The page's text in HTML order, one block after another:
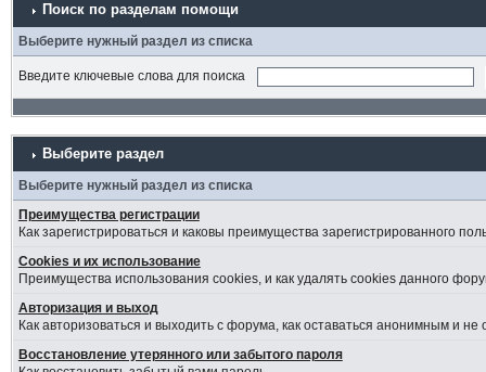
Поиск по разделам помощи
Выберите нужный раздел из списка
Введите ключевые слова для поиска
Выберите раздел
Выберите нужный раздел из списка
Преимущества регистрации
Как зарегистрироваться и каковы преимущества зарегистрированного
Cookies и их использование
Преимущества использования cookies, и как удалять cookies данного
Авторизация и выход
Как авторизоваться и выходить с форума, как оставаться анонимным и
Восстановление утерянного или забытого пароля